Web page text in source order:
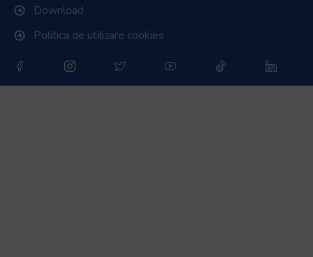
Download
Politica de utilizare cookies